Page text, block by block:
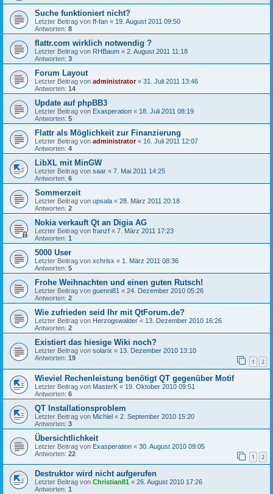
Suche funktioniert nicht?
Letzter Beitrag von ff-fan « 19. August 2011 09:50
Antworten: 8
flattr.com wirklich notwendig ?
Letzter Beitrag von RHBaum « 2. August 2011 11:18
Antworten: 3
Forum Layout
Letzter Beitrag von administrator« 31. Juli 2011 13:46
Antworten: 14
Update auf phpBB3
Letzter Beitrag von Exasperation « 18. Juli 2011 08:19
Antworten: 5
Flattr als Möglichkeit zur Finanzierung
Letzter Beitrag von administrator« 16. Juli 2011 12:07
Antworten: 4
LibXL mit MinGW
Letzter Beitrag von saar « 7. Mai 2011 14:25
Antworten: 6
Sommerzeit
Letzter Beitrag von upsala « 28. März 2011 20:18
Antworten: 2
Nokia verkauft Qt an Digia AG
Letzter Beitrag von franzf « 7. März 2011 17:23
Antworten: 1
5000 User
Letzter Beitrag von xchrisx « 1. März 2011 08:36
Antworten: 5
Frohe Weihnachten und einen guten Rutsch!
Letzter Beitrag von guenni81 « 24. Dezember 2010 05:26
Antworten: 2
Wie zufrieden seid Ihr mit QtForum.de?
Letzter Beitrag von Herzogswalder « 13. Dezember 2010 16:26
Antworten: 2
Existiert das hiesige Wiki noch?
Letzter Beitrag von solarix « 13. Dezember 2010 13:10
Antworten: 19 1 2
Wieviel Rechenleistung benötigt QT gegenüber Motif
Letzter Beitrag von MasterK « 19. Oktober 2010 09:51
Antworten: 6
QT Installationsproblem
Letzter Beitrag von Michiel « 2. September 2010 15:20
Antworten: 3
Übersichtlichkeit
Letzter Beitrag von Exasperation « 30. August 2010 09:05
Antworten: 22 1 2
Destruktor wird nicht aufgerufen
Letzter Beitrag von Christian81 « 26. August 2010 17:26
Antworten: 1